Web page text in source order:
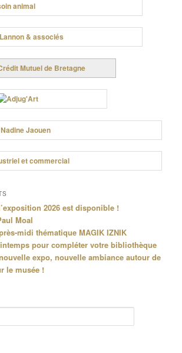
2026 est disponible !
Moal
midi thématique MAGIK IZNIK
pour compléter votre bibliothèque
expo, nouvelle ambiance autour de
le musée !